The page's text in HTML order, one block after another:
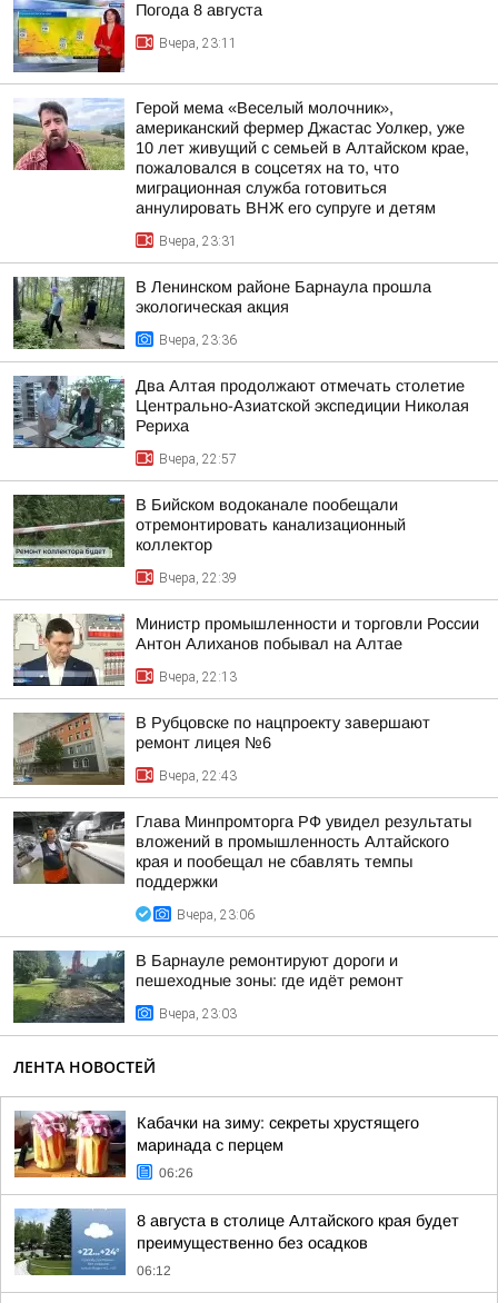
Погода 8 августа
Вчера, 23:11
Герой мема «Веселый молочник»,
американский фермер Джастас Уолкер, уже
10 лет живущий с семьей в Алтайском крае,
пожаловался в соцсетях на то, что
миграционная служба готовиться
аннулировать ВНЖ его супруге и детям
Вчера, 23:31
В Ленинском районе Барнаула прошла
экологическая акция
Вчера, 23:36
Два Алтая продолжают отмечать столетие
Центрально-Азиатской экспедиции Николая
Рериха
Вчера, 22:57
В Бийском водоканале пообещали
отремонтировать канализационный
коллектор
Вчера, 22:39
Министр промышленности и торговли России
Антон Алиханов побывал на Алтае
Вчера, 22:13
В Рубцовске по нацпроекту завершают
ремонт лицея №6
Вчера, 22:43
Глава Минпромторга РФ увидел результаты
вложений в промышленность Алтайского
края и пообещал не сбавлять темпы
поддержки
Вчера, 23:06
В Барнауле ремонтируют дороги и
пешеходные зоны: где идёт ремонт
Вчера, 23:03
ЛЕНТА НОВОСТЕЙ
Кабачки на зиму: секреты хрустящего
маринада с перцем
06:26
8 августа в столице Алтайского края будет
преимущественно без осадков
06:12